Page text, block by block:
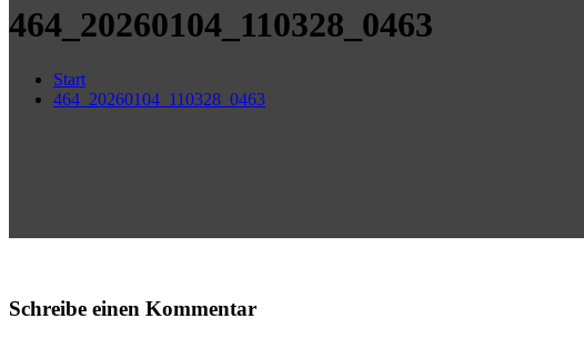
464_20260104_110328_0463
Start
464_20260104_110328_0463
Schreibe einen Kommentar